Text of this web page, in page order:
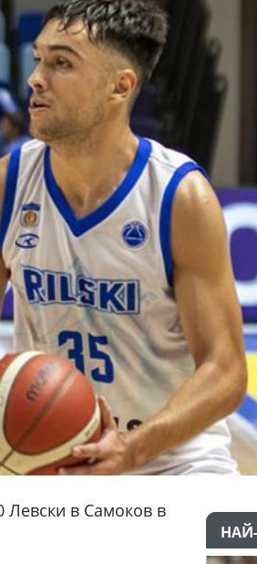
Левски в Самоков в